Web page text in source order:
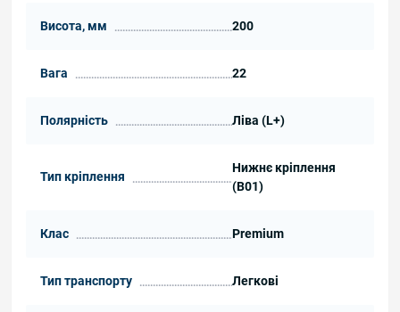
Висота, мм 200
Вага 22
Полярність Ліва (L+)
Тип кріплення
Нижнє кріплення
(B01)
Клас Premium
Тип транспорту Легкові